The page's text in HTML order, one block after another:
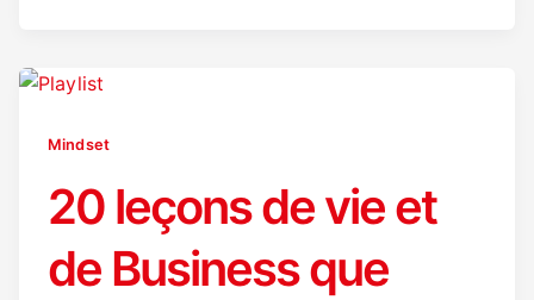
Mindset
20 leçons de vie et
de Business que